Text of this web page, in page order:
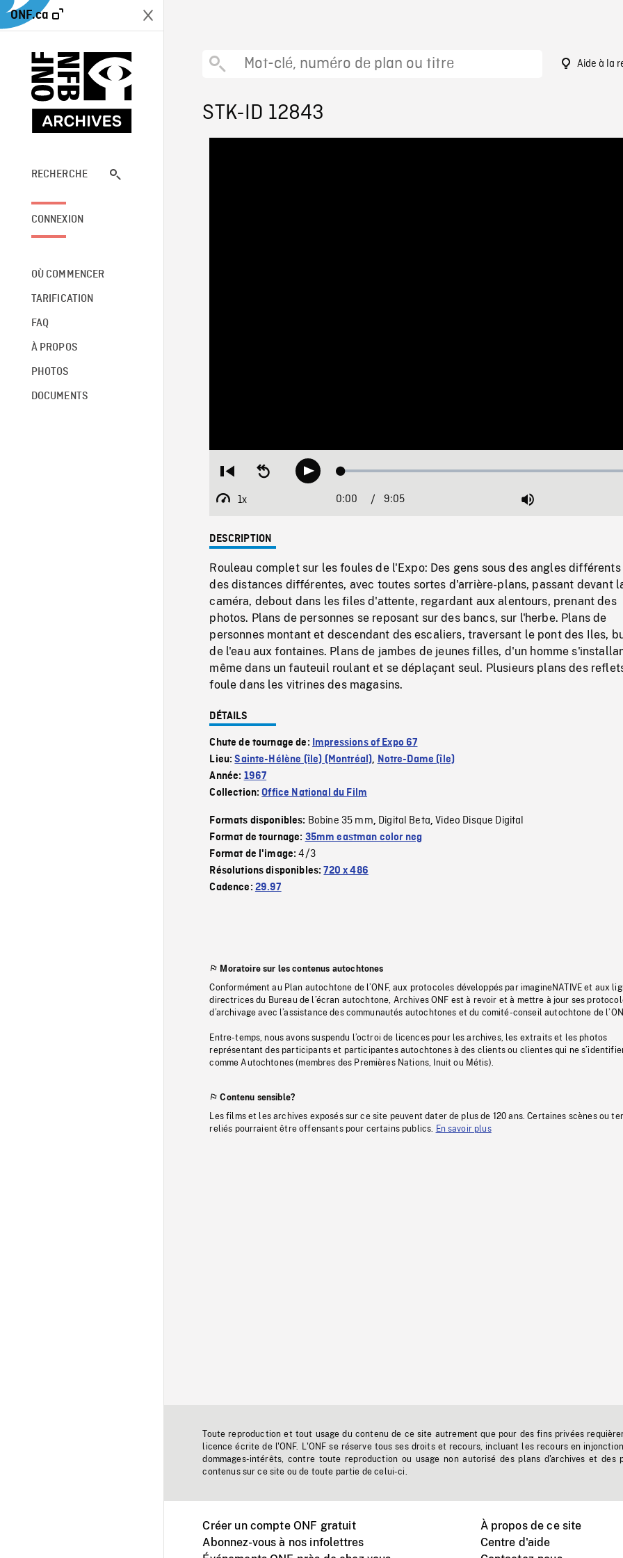
ONF.ca
RECHERCHE
CONNEXION
OÙ COMMENCER
TARIFICATION
FAQ
À PROPOS
PHOTOS
DOCUMENTS
Aide à la
STK-ID 12843
Restart
beginning
Seek
backwardPlay Loaded:
1x
Playback
Current
0:00 / Duration
9:05 Mute
DESCRIPTION
Rouleau complet sur les foules de l'Expo: Des gens sous des angles différents
des distances différentes, avec toutes sortes d'arrière-plans, passant devant
caméra, debout dans les files d'attente, regardant aux alentours, prenant des
photos. Plans de personnes se reposant sur des bancs, sur l'herbe. Plans de
personnes montant et descendant des escaliers, traversant le pont des Iles,
de l'eau aux fontaines. Plans de jambes de jeunes filles, d'un homme
même dans un fauteuil roulant et se déplaçant seul. Plusieurs plans des
foule dans les vitrines des magasins.
DÉTAILS
Chute de tournage de: Impressions of Expo 67
Lieu:Sainte-Hélène (île) (Montréal), Notre-Dame (île)
Année: 1967
Collection:Office National du Film
Formats disponibles: Bobine 35 mm, Digital Beta,Video Disque Digital
Format de tournage: 35mm eastman color neg
Format de l'image:4/3
Résolutions disponibles:720 x 486
Cadence: 29.97
Moratoire sur les contenus autochtones
Conformément au Plan autochtone de l’ONF, aux protocoles développés par imagineNATIVE et aux
directrices du Bureau de l’écran autochtone, Archives ONF est à revoir et à mettre à jour ses
d’archivage avec l’assistance des communautés autochtones et du comité-conseil autochtone de
Entre-temps, nous avons suspendu l’octroi de licences pour les archives, les extraits et les photos
représentant des participants et participantes autochtones à des clients ou clientes qui ne
comme Autochtones (membres des Premières Nations, Inuit ou Métis).
Contenu sensible?
Les films et les archives exposés sur ce site peuvent dater de plus de 120 ans. Certaines scènes ou
reliés pourraient être offensants pour certains publics.
En savoir plus
Toute reproduction et tout usage du contenu de ce site autrement que pour des fins privées
licence écrite de l'ONF. L'ONF se réserve tous ses droits et recours, incluant les recours en
dommages-intérêts, contre toute reproduction ou usage non autorisé des plans d'archives et des
contenus sur ce site ou de toute partie de celui-ci.
Créer un compte ONF gratuit
Abonnez-vous à nos infolettres
À propos de ce site
Centre d'aide